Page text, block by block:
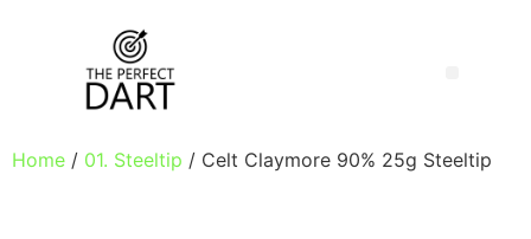
Home / 01. Steeltip / Celt Claymore 90% 25g Steeltip